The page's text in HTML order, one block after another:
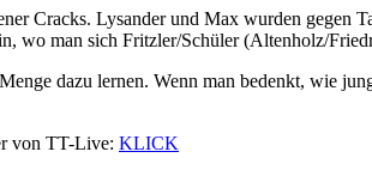
Cracks. Lysander und Max wurden gegen
wo man sich Fritzler/Schüler (Altenholz/
dazu lernen. Wenn man bedenkt, wie
von TT-Live: KLICK